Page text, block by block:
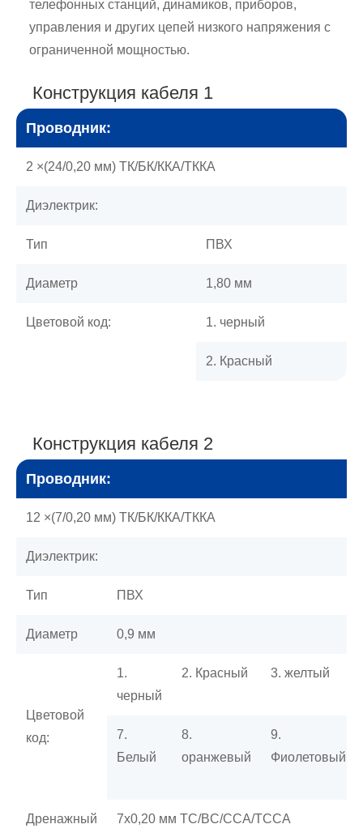
телефонных станций, динамиков, приборов,
управления и других цепей низкого напряжения с
ограниченной мощностью.
Конструкция кабеля 1
Проводник:
2 ×(24/0,20 мм) ТК/БК/ККА/ТККА
Диэлектрик:
Тип ПВХ
Диаметр 1,80 мм
Цветовой код: 1. черный
2. Красный
Конструкция кабеля 2
Проводник:
12 ×(7/0,20 мм) ТК/БК/ККА/ТККА
Диэлектрик:
Тип ПВХ
Диаметр 0,9 мм
Цветовой
код:
1.
черный
2. Красный 3. желтый
7.
Белый
8.
оранжевый
9.
Фиолетовый
Дренажный
7x0,20 мм TC/BC/CCA/TCCA